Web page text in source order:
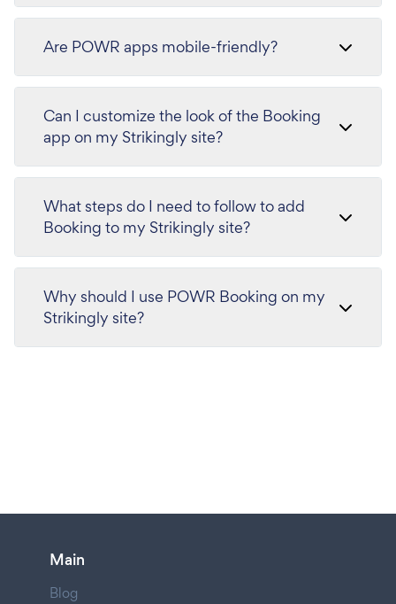
Are POWR apps mobile-friendly?
Can I customize the look of the Booking
app on my Strikingly site?
What steps do I need to follow to add
Booking to my Strikingly site?
Why should I use POWR Booking on my
Strikingly site?
Main
Blog